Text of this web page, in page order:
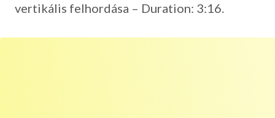
vertikális felhordása – Duration: 3:16.